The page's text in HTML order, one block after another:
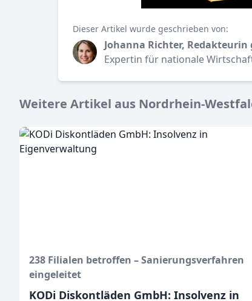
Dieser Artikel wurde geschrieben von:
Johanna Richter, Redakteurin
Expertin für nationale
Weitere Artikel aus Nordrhein-
238 Filialen betroffen – Sanierungsverfahren
eingeleitet
KODi Diskontläden GmbH: Insolvenz in